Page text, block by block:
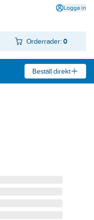
Logga in
Orderrader: 0
Beställ direkt